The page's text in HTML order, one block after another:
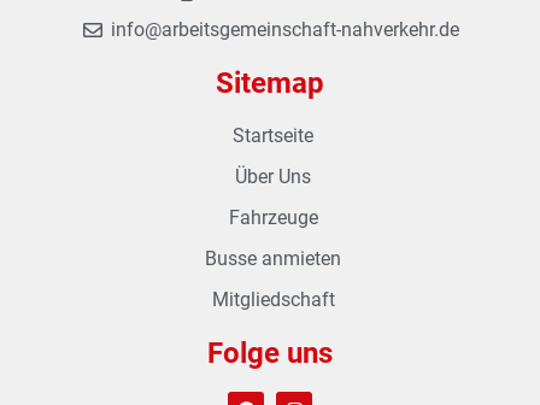
info@arbeitsgemeinschaft-nahverkehr.de
Sitemap
Startseite
Über Uns
Fahrzeuge
Busse anmieten
Mitgliedschaft
Folge uns